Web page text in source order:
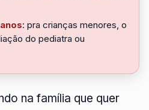
: pra crianças menores, o
do pediatra ou
na família que quer